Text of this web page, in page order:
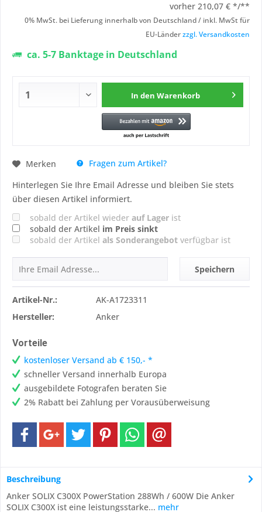
vorher 210,07 € */**
0% MwSt. bei Lieferung innerhalb von Deutschland / inkl. MwSt für
EU-Länderzzgl. Versandkosten
ca. 5-7 Banktage in Deutschland
In den Warenkorb
Merken
Fragen zum Artikel?
Hinterlegen Sie Ihre Email Adresse und bleiben Sie stets
über diesen Artikel informiert.
sobald der Artikel wieder auf Lager ist
sobald der Artikel im Preis sinkt
sobald der Artikel als Sonderangebot verfügbar ist
Speichern
Artikel-Nr.:
AK-A1723311
Hersteller:
Anker
Vorteile
kostenloser Versand ab € 150,- *
schneller Versand innerhalb Europa
ausgebildete Fotografen beraten Sie
2% Rabatt bei Zahlung per Vorausüberweisung
Beschreibung
Anker SOLIX C300X PowerStation 288Wh / 600W Die Anker
SOLIX C300X ist eine leistungsstarke... mehr